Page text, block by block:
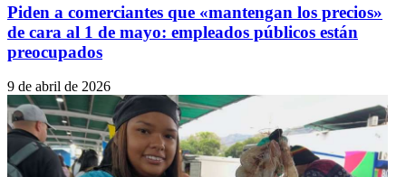
Piden a comerciantes que «mantengan los precios»
de cara al 1 de mayo: empleados públicos están
preocupados
9 de abril de 2026